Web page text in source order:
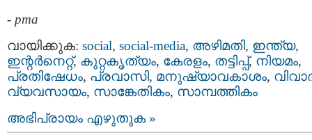
- pma
വായിക്കുക: social, social-media, അഴിമതി, ഇന്ത്യ,
ഇന്റര്‍നെറ്റ്‌, കുറ്റകൃത്യം, കേരളം, തട്ടിപ്പ്‌, നിയമം,
പ്രതിഷേധം, പ്രവാസി, മനുഷ്യാവകാശം,
വ്യവസായം, സാങ്കേതികം, സാമ്പത്തികം
അഭിപ്രായം എഴുതുക »